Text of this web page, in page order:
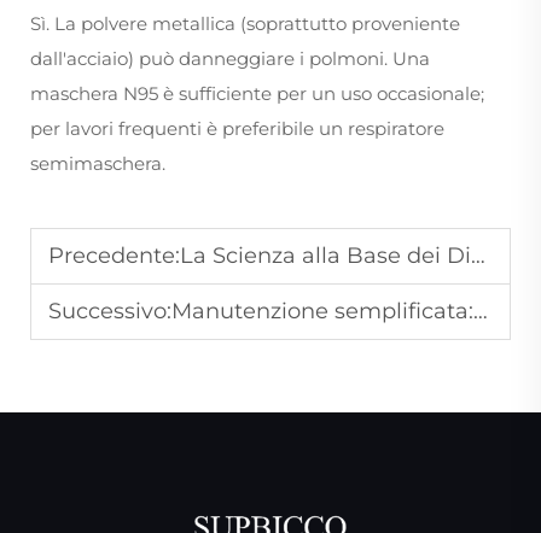
Sì. La polvere metallica (soprattutto proveniente
dall'acciaio) può danneggiare i polmoni. Una
maschera N95 è sufficiente per un uso occasionale;
per lavori frequenti è preferibile un respiratore
semimaschera.
Precedente:La Scienza alla Base dei Dischi a Leva: Comprendere la Tecnologia per Risultati Migliori
Successivo:Manutenzione semplificata: consigli per mantenere i tuoi utensili pneumatici in condizioni ottimali